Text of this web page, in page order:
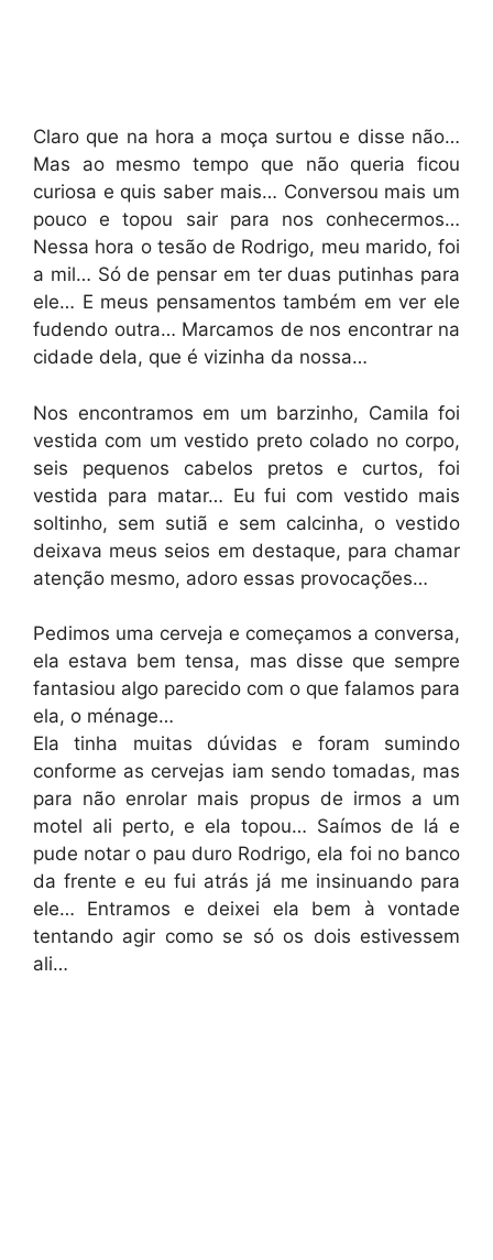
Claro que na hora a moça surtou e disse não…
Mas ao mesmo tempo que não queria ficou
curiosa e quis saber mais… Conversou mais um
pouco e topou sair para nos conhecermos…
Nessa hora o tesão de Rodrigo, meu marido, foi
a mil… Só de pensar em ter duas putinhas para
ele… E meus pensamentos também em ver ele
fudendo outra… Marcamos de nos encontrar na
cidade dela, que é vizinha da nossa…
Nos encontramos em um barzinho, Camila foi
vestida com um vestido preto colado no corpo,
seis pequenos cabelos pretos e curtos, foi
vestida para matar… Eu fui com vestido mais
soltinho, sem sutiã e sem calcinha, o vestido
deixava meus seios em destaque, para chamar
atenção mesmo, adoro essas provocações…
Pedimos uma cerveja e começamos a conversa,
ela estava bem tensa, mas disse que sempre
fantasiou algo parecido com o que falamos para
ela, o ménage…
Ela tinha muitas dúvidas e foram sumindo
conforme as cervejas iam sendo tomadas, mas
para não enrolar mais propus de irmos a um
motel ali perto, e ela topou… Saímos de lá e
pude notar o pau duro Rodrigo, ela foi no banco
da frente e eu fui atrás já me insinuando para
ele… Entramos e deixei ela bem à vontade
tentando agir como se só os dois estivessem
ali…